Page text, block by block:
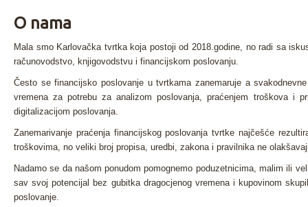
O nama
Mala smo Karlovačka tvrtka koja postoji od 2018.godine, no radi sa
računovodstvo, knjigovodstvu i financijskom poslovanju.
Često se financijsko poslovanje u tvrtkama zanemaruje a
vremena za potrebu za analizom poslovanja, praćenjem troškova i
digitalizacijom poslovanja.
Zanemarivanje praćenja financijskog poslovanja tvrtke najčešće
troškovima, no veliki broj propisa, uredbi, zakona i pravilnika ne
Nadamo se da našom ponudom pomognemo poduzetnicima, malim ili
sav svoj potencijal bez gubitka dragocjenog vremena i kupovinom
poslovanje.